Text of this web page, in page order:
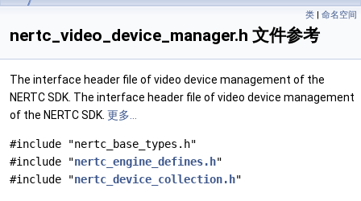
类 | 命名空间
nertc_video_device_manager.h 文件参考
The interface header file of video device management of the
NERTC SDK. The interface header file of video device management
of the NERTC SDK. 更多...
#include "nertc_base_types.h"
#include "nertc_engine_defines.h"
#include "nertc_device_collection.h"